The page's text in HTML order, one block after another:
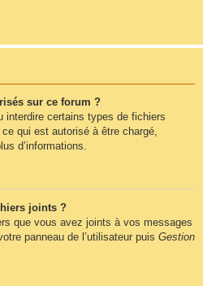
sur ce forum ?
interdire certains types de fichiers
qui est autorisé à être chargé,
d’informations.
joints ?
que vous avez joints à vos messages
panneau de l’utilisateur puis Gestion